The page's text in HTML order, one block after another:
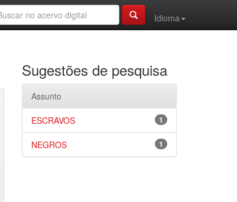
Idioma
Sugestões de pesquisa
Assunto
1
ESCRAVOS
1
NEGROS